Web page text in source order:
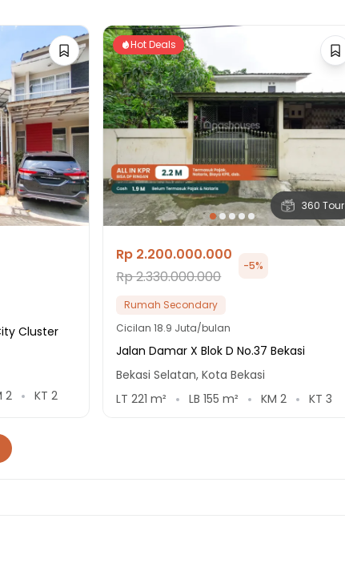
Cluster
2 KT 2
360 Tour
Hot Deals
Rp 2.200.000.000
Rp 2.330.000.000
-5%
Rumah Secondary
Cicilan18.9 Juta/bulan
Jalan Damar X Blok D No.37 Bekasi
Bekasi Selatan, Kota Bekasi
LT221 m² LB155 m² KM2 KT3